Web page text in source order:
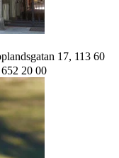
17, 113 60
20 00